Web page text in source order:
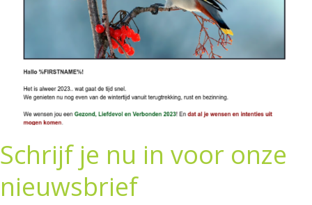
Schrijf je nu in voor onze
nieuwsbrief